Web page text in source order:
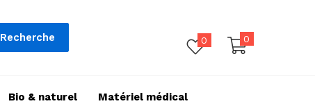
Recherche 0 0
Bio & naturel Matériel médical